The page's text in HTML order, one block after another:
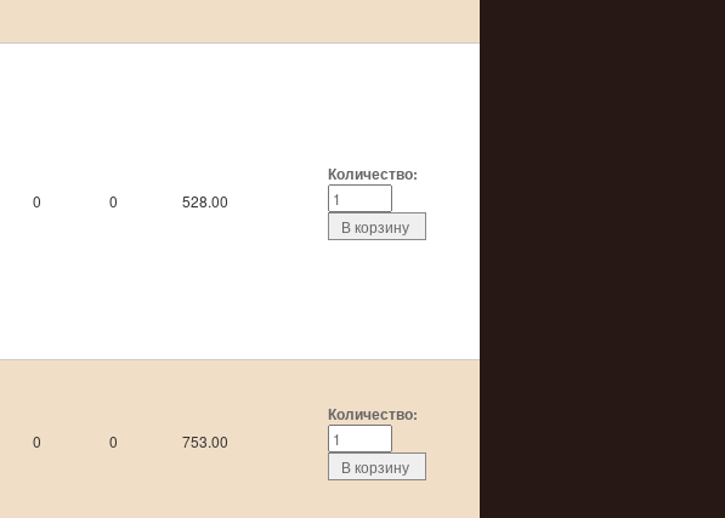
0 0 528.00
Количество:
0 0 753.00
Количество: